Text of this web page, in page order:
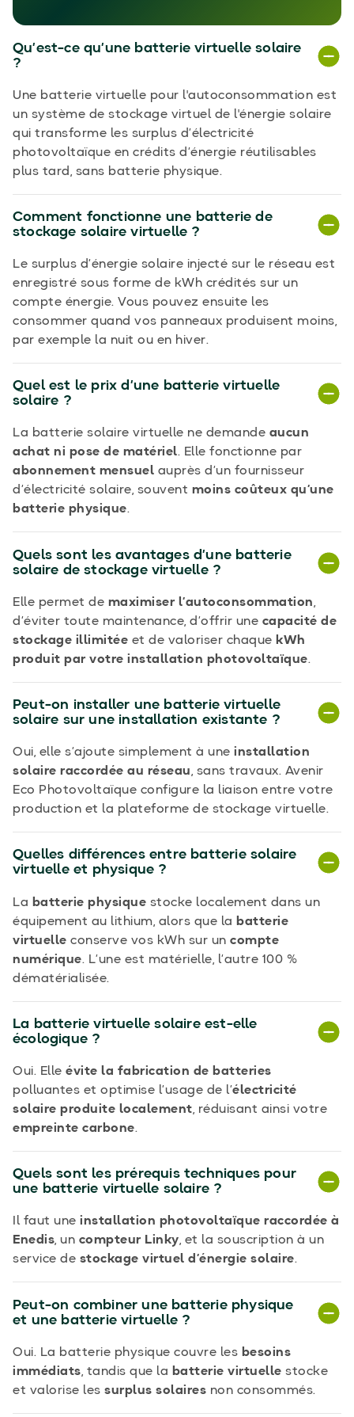
Qu’est-ce qu’une batterie virtuelle solaire
?
Une batterie virtuelle pour l'autoconsommation est
un système de stockage virtuel de l'énergie solaire
qui transforme les surplus d’électricité
photovoltaïque en crédits d’énergie réutilisables
plus tard, sans batterie physique.
Comment fonctionne une batterie de
stockage solaire virtuelle ?
Le surplus d’énergie solaire injecté sur le réseau est
enregistré sous forme de kWh crédités sur un
compte énergie. Vous pouvez ensuite les
consommer quand vos panneaux produisent moins,
par exemple la nuit ou en hiver.
Quel est le prix d’une batterie virtuelle
solaire ?
La batterie solaire virtuelle ne demande aucun
achat ni pose de matériel. Elle fonctionne par
abonnement mensuel auprès d’un fournisseur
d’électricité solaire, souvent moins coûteux qu’une
batterie physique.
Quels sont les avantages d’une batterie
solaire de stockage virtuelle ?
Elle permet de maximiser l’autoconsommation,
d’éviter toute maintenance, d’offrir une capacité de
stockage illimitée et de valoriser chaque kWh
produit par votre installation photovoltaïque.
Peut-on installer une batterie virtuelle
solaire sur une installation existante ?
Oui, elle s’ajoute simplement à une installation
solaire raccordée au réseau, sans travaux. Avenir
Eco Photovoltaïque configure la liaison entre votre
production et la plateforme de stockage virtuelle.
Quelles différences entre batterie solaire
virtuelle et physique ?
La batterie physique stocke localement dans un
équipement au lithium, alors que la batterie
virtuelle conserve vos kWh sur un compte
numérique. L’une est matérielle, l’autre 100 %
dématérialisée.
La batterie virtuelle solaire est-elle
écologique ?
Oui. Elle évite la fabrication de batteries
polluantes et optimise l’usage de l’électricité
solaire produite localement, réduisant ainsi votre
empreinte carbone.
Quels sont les prérequis techniques pour
une batterie virtuelle solaire ?
Il faut une installation photovoltaïque raccordée à
Enedis, un compteur Linky, et la souscription à un
service de stockage virtuel d’énergie solaire.
Peut-on combiner une batterie physique
et une batterie virtuelle ?
Oui. La batterie physique couvre les besoins
immédiats, tandis que la batterie virtuelle stocke
et valorise les surplus solaires non consommés.